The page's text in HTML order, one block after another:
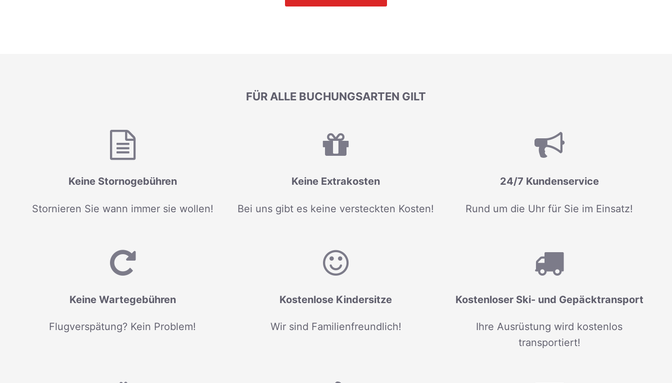
FÜR ALLE BUCHUNGSARTEN GILT
Keine Stornogebühren
Stornieren Sie wann immer sie wollen!
Keine Extrakosten
Bei uns gibt es keine versteckten Kosten!
24/7 Kundenservice
Rund um die Uhr für Sie im Einsatz!
Keine Wartegebühren
Flugverspätung? Kein Problem!
Kostenlose Kindersitze
Wir sind Familienfreundlich!
Kostenloser Ski- und Gepäcktransport
Ihre Ausrüstung wird kostenlos
transportiert!